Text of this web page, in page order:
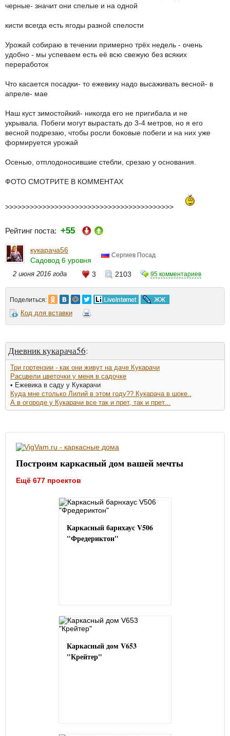
черные- значит они спелые и на одной
кисти всегда есть ягоды разной спелости
Урожай собираю в течении примерно трёх недель - очень
удобно - мы успеваем есть её всю свежую без всяких
переработок
Что касается посадки- то ежевику надо высаживать весной- в
апреле- мае
Наш куст зимостойкий- никогда его не пригибала и не
укрывала. Побеги могут вырастать до 3-4 метров, но я его
весной подрезаю, чтобы росли боковые побеги и на них уже
формируется урожай
Осенью, отплодоносившие стебли, срезаю у основания.
ФОТО СМОТРИТЕ В КОММЕНТАХ
>>>>>>>>>>>>>>>>>>>>>>>>>>>>>>>>>>>>>>>>>
Рейтинг поста: +55
кукарача56
Садовод 6 уровня
Сергиев Посад
2 июня 2016 года 3 2103 95 комментариев
Поделиться:
Код для вставки
Дневник кукарача56:
Три гортензии - как они живут на даче Кукарачи
Расцвели цветочки у меня в садочке
• Ежевика в саду у Кукарачи
Куда мне столько Лилий в этом году?? Кукарача в шоке..
А в огороде у Кукарачи все так и прет, так и прет...
Построим каркасный дом вашей мечты
Ещё 677 проектов
Каркасный барнхаус V506
"Фредериктон"
Каркасный дом V653
"Крейтер"